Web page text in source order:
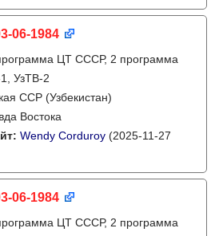
06-1984
ЦТ СССР, 2 программа
УзТВ-2
ССР (Узбекистан)
Востока
Wendy Corduroy (2025-11-27
06-1984
ЦТ СССР, 2 программа